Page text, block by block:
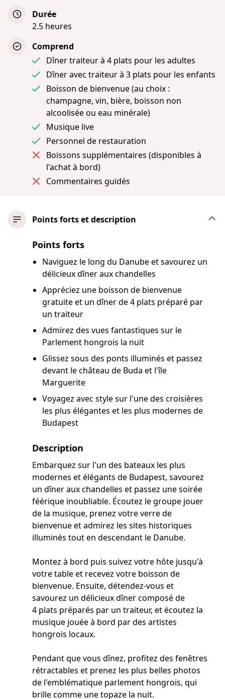
Durée
2.5 heures
Comprend
Dîner traiteur à 4 plats pour les adultes
Dîner avec traiteur à 3 plats pour les enfants
Boisson de bienvenue (au choix :
champagne, vin, bière, boisson non
alcoolisée ou eau minérale)
Musique live
Personnel de restauration
Boissons supplémentaires (disponibles à
l'achat à bord)
Commentaires guidés
Points forts et description
Points forts
Naviguez le long du Danube et savourez un
délicieux dîner aux chandelles
Appréciez une boisson de bienvenue
gratuite et un dîner de 4 plats préparé par
un traiteur
Admirez des vues fantastiques sur le
Parlement hongrois la nuit
Glissez sous des ponts illuminés et passez
devant le château de Buda et l'île
Marguerite
Voyagez avec style sur l'une des croisières
les plus élégantes et les plus modernes de
Budapest
Description
Embarquez sur l'un des bateaux les plus
modernes et élégants de Budapest, savourez
un dîner aux chandelles et passez une soirée
féérique inoubliable. Écoutez le groupe jouer
de la musique, prenez votre verre de
bienvenue et admirez les sites historiques
illuminés tout en descendant le Danube.
Montez à bord puis suivez votre hôte jusqu'à
votre table et recevez votre boisson de
bienvenue. Ensuite, détendez-vous et
savourez un délicieux dîner composé de
4 plats préparés par un traiteur, et écoutez la
musique jouée à bord par des artistes
hongrois locaux.
Pendant que vous dînez, profitez des fenêtres
rétractables et prenez les plus belles photos
de l'emblématique parlement hongrois, qui
brille comme une topaze la nuit.